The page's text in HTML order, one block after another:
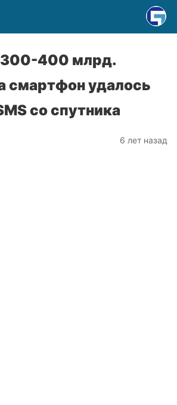
400 млрд.
смартфон удалось
со спутника
6 лет назад